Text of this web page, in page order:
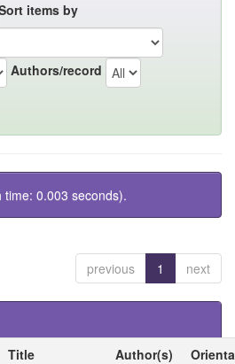
items by
Authors/record
0.003 seconds).
previous 1 next
Title Author(s)